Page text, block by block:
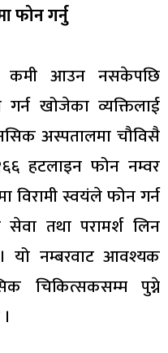
फोन गर्नु
कमी आउन नसकेपछि
खोजेका व्यक्तिलाई
अस्पतालमा चौविसै
हटलाइन फोन नम्वर
विरामी स्वयंले फोन गर्न
तथा परामर्श लिन
यो नम्बरवाट आवश्यक
चिकित्सकसम्म पुग्ने